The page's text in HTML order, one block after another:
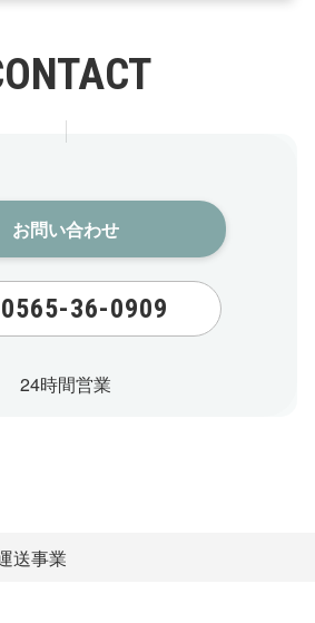
お問い合わせ​
0565-36-0909
24時間営業
送事業